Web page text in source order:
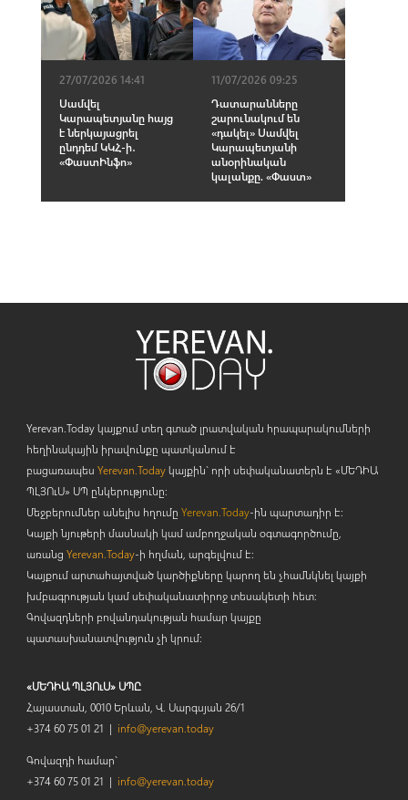
27/07/2026 14:41
Սամվել
Կարապետյանը հայց
է ներկայացրել
ընդդեմ ԿԿՀ-ի․
«ՓաստԻնֆո»
11/07/2026 09:25
Դատարանները
շարունակում են
«դակել» Սամվել
Կարապետյանի
անօրինական
կալանքը. «Փաստ»
Yerevan.Today կայքում տեղ գտած լրատվական հրապարակումների
հեղինակային իրավունքը պատկանում է
բացառապես Yerevan.Todayկայքին` որի սեփականատերն է «ՄԵԴԻԱ
ՊԼՅՈւՍ» ՍՊ ընկերությունը։
Մեջբերումներ անելիս հղումը Yerevan.Today-ին պարտադիր է:
Կայքի նյութերի մասնակի կամ ամբողջական օգտագործումը,
առանց Yerevan.Today-ի հղման, արգելվում է:
Կայքում արտահայտված կարծիքները կարող են չհամնկնել կայքի
խմբագրության կամ սեփականատիրոջ տեսակետի հետ:
Գովազդների բովանդակության համար կայքը
պատասխանատվություն չի կրում:
«ՄԵԴԻԱ ՊԼՅՈւՍ» ՍՊԸ
Հայաստան, 0010 Երևան, Վ. Սարգսյան 26/1
+374 60 75 01 21 | info@yerevan.today
Գովազդի համար`
+374 60 75 01 21 | info@yerevan.today